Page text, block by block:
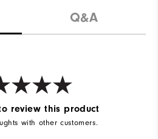
Q&A
review this product
with other customers.